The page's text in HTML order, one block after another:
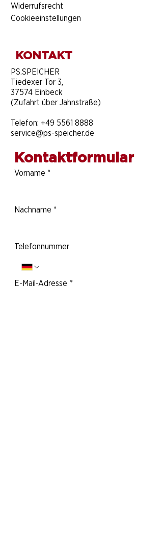
Widerrufsrecht
Cookieeinstellungen
KONTAKT
​PS.SPEICHER
Tiedexer Tor 3,
37574 Einbeck
(Zufahrt über Jahnstraße)
Telefon: +49 5561 8888
service@ps-speicher.de
Kontaktformular
Vorname *
Nachname *
Telefonnummer
E-Mail-Adresse *